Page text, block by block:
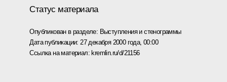
Статус материала
Опубликован в разделе: Выступления и стенограммы
Дата публикации: 27 декабря 2000 года, 00:00
Ссылка на материал:kremlin.ru/d/21156